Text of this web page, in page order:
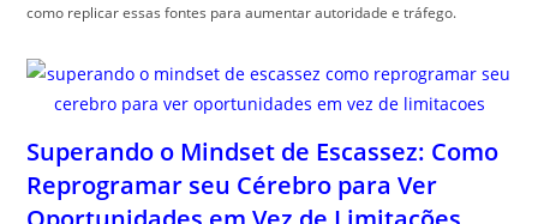
como replicar essas fontes para aumentar autoridade e tráfego.
Superando o Mindset de Escassez: Como
Reprogramar seu Cérebro para Ver